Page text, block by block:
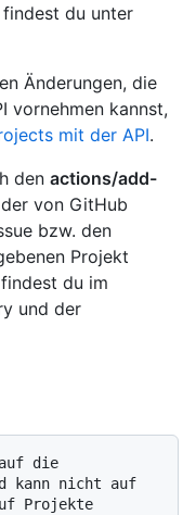
du unter
Änderungen, die
vornehmen kannst,
mit der API.
den actions/add-
von GitHub
bzw. den
Projekt
du im
und der
kann nicht auf
Projekte